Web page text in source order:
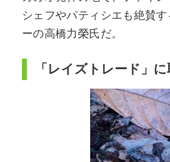
シェフやパティシエも絶賛
ーの高橋力榮氏だ。
「レイズトレード」